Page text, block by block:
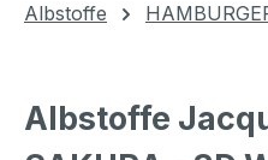
Albstoffe
Albstoffe